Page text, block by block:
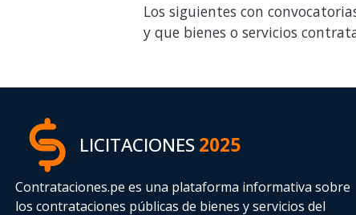
Los siguientes con
y que bienes o servicios
LICITACIONES2025
Contrataciones.pe es una plataforma informativa sobre
los contrataciones públicas de bienes y servicios del